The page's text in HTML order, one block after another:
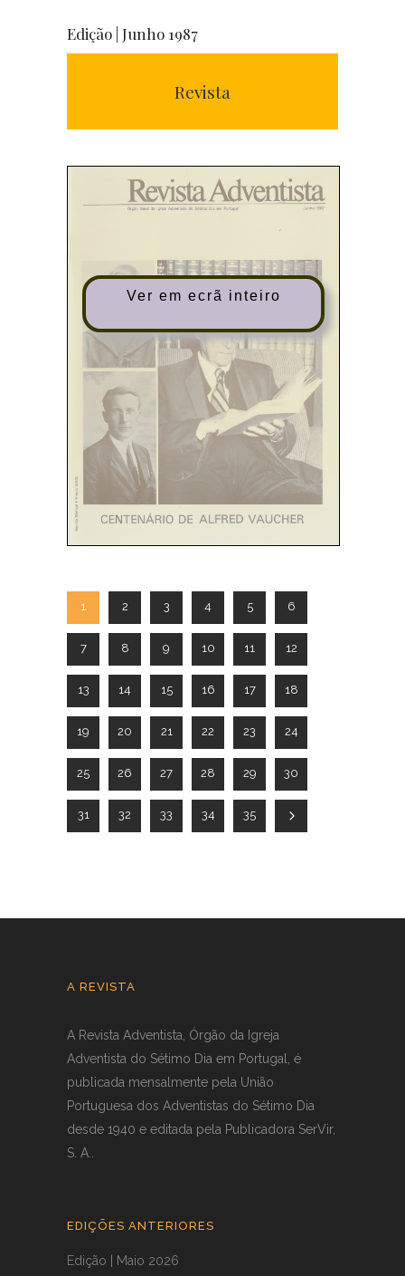
Edição | Junho 1987
Revista
Ver em ecrã inteiro
1 2 3 4 5 6
7 8 9 10 11 12
13 14 15 16 17 18
19 20 21 22 23 24
25 26 27 28 29 30
31 32 33 34 35
A REVISTA
A Revista Adventista, Órgão da Igreja
Adventista do Sétimo Dia em Portugal, é
publicada mensalmente pela União
Portuguesa dos Adventistas do Sétimo Dia
desde 1940 e editada pela Publicadora SerVir,
S. A..
EDIÇÕES ANTERIORES
Edição | Maio 2026